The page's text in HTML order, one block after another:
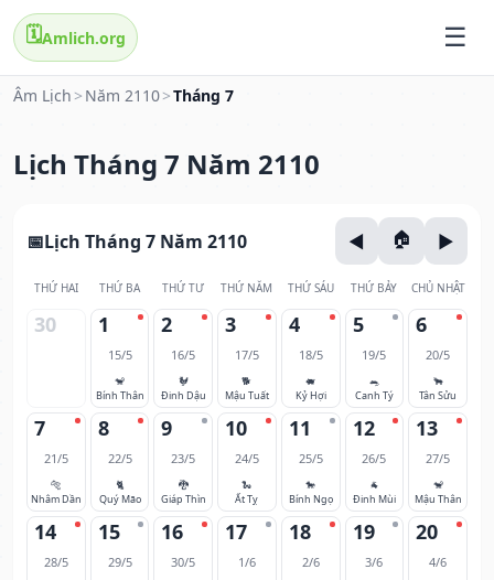
🗓️Amlich.org
Âm Lịch > Năm 2110>Tháng 7
Lịch Tháng 7 Năm 2110
Lịch Tháng 7 Năm 2110
THỨ HAI THỨ BA THỨ TƯ THỨ NĂM THỨ SÁU THỨ BẢY CHỦ NHẬT
30 1
15/5
🐒
Bính Thân
2
16/5
🐓
Đinh Dậu
3
17/5
🐕
Mậu Tuất
4
18/5
🐖
Kỷ Hợi
5
19/5
🐀
Canh Tý
6
20/5
🐂
Tân Sửu
7
21/5
🐅
Nhâm Dần
8
22/5
🐈
Quý Mão
9
23/5
🐉
Giáp Thìn
10
24/5
🐍
Ất Tỵ
11
25/5
🐎
Bính Ngọ
12
26/5
🐐
Đinh Mùi
13
27/5
🐒
Mậu Thân
14
28/5
15
29/5
16
30/5
17
1/6
18
2/6
19
3/6
20
4/6